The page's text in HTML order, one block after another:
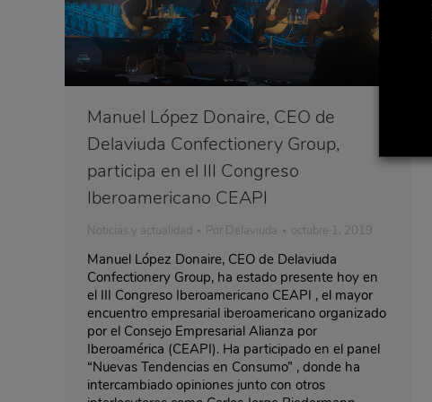
Manuel López Donaire, CEO de
Delaviuda Confectionery Group,
participa en el III Congreso
Iberoamericano CEAPI
Noticias y actualidad Por Delaviuda octubre 1, 2019
Manuel López Donaire, CEO de Delaviuda
Confectionery Group, ha estado presente hoy en
el III Congreso Iberoamericano CEAPI , el mayor
encuentro empresarial iberoamericano organizado
por el Consejo Empresarial Alianza por
Iberoamérica (CEAPI). Ha participado en el panel
“Nuevas Tendencias en Consumo” , donde ha
intercambiado opiniones junto con otros